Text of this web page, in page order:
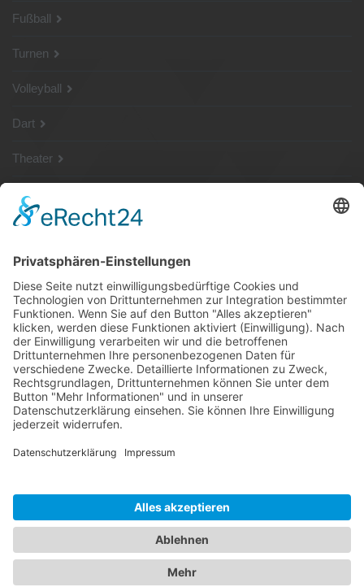
Fußball
Turnen
Volleyball
Dart
Theater
SG Shop
Sponsoren
Kontakt
Social Media
Rechtliches